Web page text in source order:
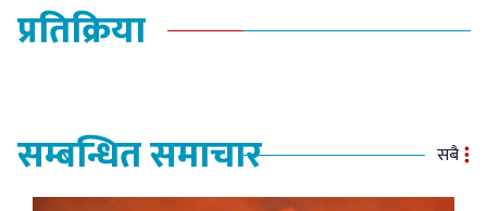
प्रतिक्रिया
सम्बन्धित समाचार सबै